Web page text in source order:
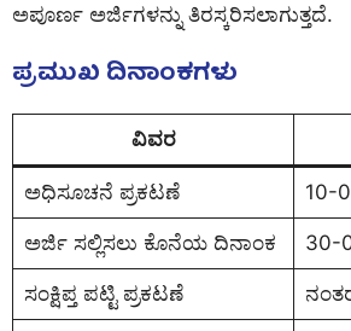
ಅಪೂರ್ಣ ಅರ್ಜಿಗಳನ್ನು ತಿರಸ್ಕರಿಸಲಾಗುತ್ತದೆ.
ಪ್ರಮುಖ ದಿನಾಂಕಗಳು
ವಿವರ
ಅಧಿಸೂಚನೆ ಪ್ರಕಟಣೆ 10-
ಅರ್ಜಿ ಸಲ್ಲಿಸಲು ಕೊನೆಯ ದಿನಾಂಕ 30-
ಸಂಕ್ಷಿಪ್ತ ಪಟ್ಟಿ ಪ್ರಕಟಣೆ